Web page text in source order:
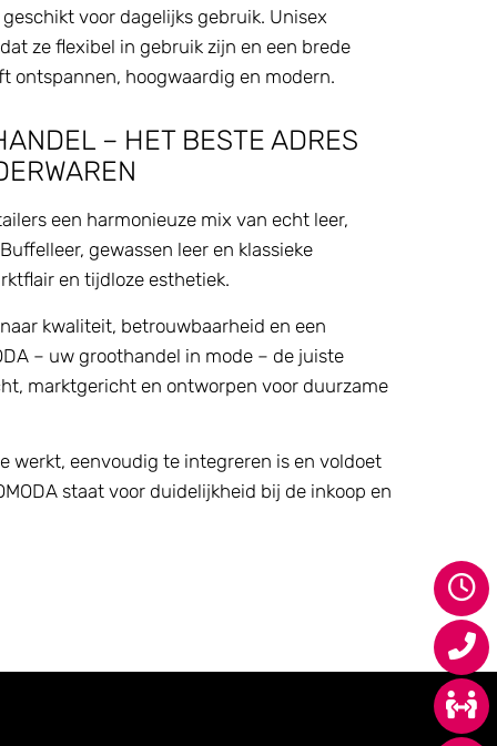
voor dagelijks gebruik. Unisex
ze flexibel in gebruik zijn en een brede
ontspannen, hoogwaardig en modern.
– HET BESTE ADRES
een harmonieuze mix van echt leer,
gewassen leer en klassieke
en tijdloze esthetiek.
kwaliteit, betrouwbaarheid en een
– uw groothandel in mode – de juiste
marktgericht en ontworpen voor duurzame
werkt, eenvoudig te integreren is en voldoet
staat voor duidelijkheid bij de inkoop en